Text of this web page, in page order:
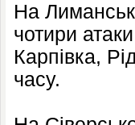
На
чотири
Карпівка,
часу.